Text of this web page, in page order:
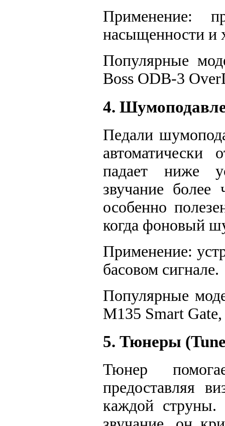
Применение:
насыщенности и
Популярные
Boss ODB-3
4.
Педали
автоматически
падает ниже
звучание
особенно
когда фоновый
Применение:
басовом сигнале.
Популярные
M135 Smart
5. Тюнеры
Тюнер
предоставляя
каждой струны.